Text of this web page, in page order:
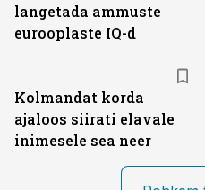
langetada ammuste
eurooplaste IQ-d
Kolmandat korda
ajaloos siirati elavale
inimesele sea neer